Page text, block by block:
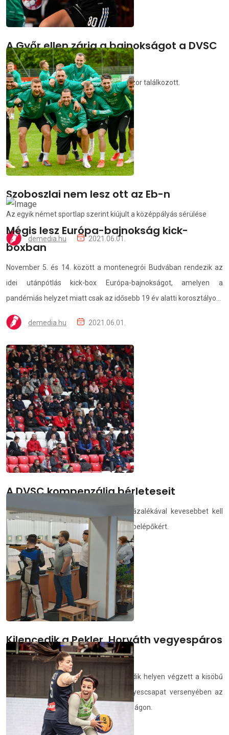
A Győr ellen zárja a bajnokságot a DVSC
női kézilabdacsapata
A két együttes egy hónap alatt háromszor találkozott.
demedia.hu 2021.06.01.
Szoboszlai nem lesz ott az Eb-n
Az egyik német sportlap szerint kiújult a középpályás sérülése
demedia.hu 2021.06.01.
Mégis lesz Európa-bajnokság kick-
boxban
November 5. és 14. között a montenegrói Budvában rendezik az
idei utánpótlás kick-box Európa-bajnokságot, amelyen a
pandémiás helyzet miatt csak az idősebb 19 év alatti korosztályo...
demedia.hu 2021.06.01.
A DVSC kompenzálja bérleteseit
A 2020/21-es bérletek árának 50 százalékával kevesebbet kell
majd fizetni az új idényre szóló állandó belépőkért.
demedia.hu 2021.06.01.
Kilencedik a Pekler, Horváth vegyespáros
összetett puskában
Pekler Zalán és Horváth Lea a kilencedik helyen végzett a kisöbű
szabadpuska 3x40 lövéses szám vegyescsapat versenyében az
Eszéken zajló sportlövő Európa-bajnokságon.
demedia.hu 2021.05.31.